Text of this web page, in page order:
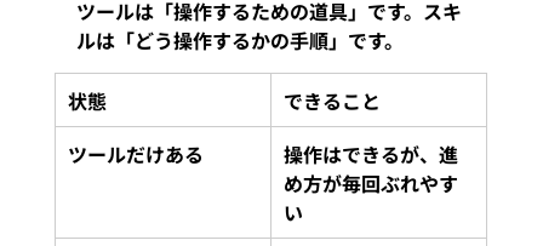
ツールは「操作するための道具」です。スキ
ルは「どう操作するかの手順」です。
状態
できること
ツールだけある
操作はできるが、進
め方が毎回ぶれやす
い